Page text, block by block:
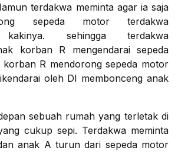
terdakwa meminta agar ia saja
sepeda motor terdakwa
kakinya. sehingga terdakwa
korban R mengendarai sepeda
R mendorong sepeda motor
oleh DI membonceng anak
sebuah rumah yang terletak di
cukup sepi. Terdakwa meminta
anak A turun dari sepeda motor